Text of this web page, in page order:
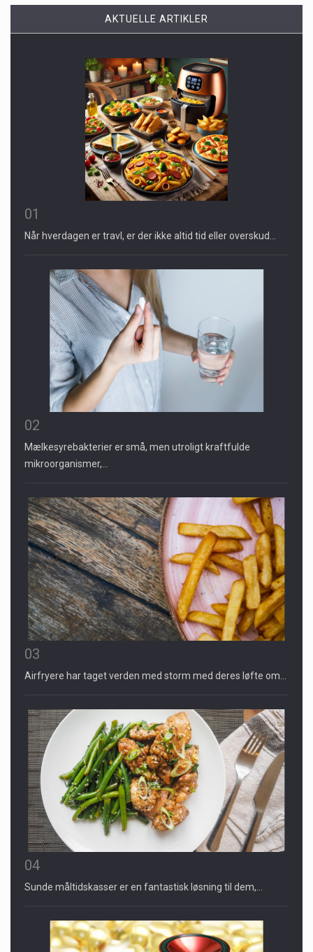
AKTUELLE ARTIKLER
01
Når hverdagen er travl, er der ikke altid tid eller overskud…
02
Mælkesyrebakterier er små, men utroligt kraftfulde
mikroorganismer,…
03
Airfryere har taget verden med storm med deres løfte om…
04
Sunde måltidskasser er en fantastisk løsning til dem,…